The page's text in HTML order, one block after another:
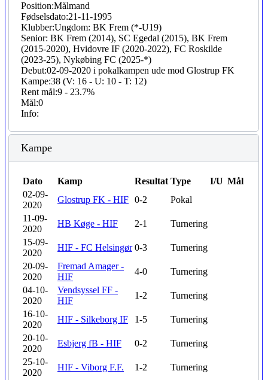
Position:Målmand
Fødselsdato:21-11-1995
Klubber:Ungdom: BK Frem (*-U19)
Senior: BK Frem (2014), SC Egedal (2015), BK Frem
(2015-2020), Hvidovre IF (2020-2022), FC Roskilde
(2023-25), Nykøbing FC (2025-*)
Debut:02-09-2020 i pokalkampen ude mod Glostrup FK
Kampe:38 (V: 16 - U: 10 - T: 12)
Rent mål:9 - 23.7%
Mål:0
Info:
Kampe
Dato Kamp Resultat Type I/U Mål
02-09-
2020
Glostrup FK - HIF 0-2
Pokal
11-09-
2020
HB Køge - HIF 2-1
Turnering
15-09-
2020
HIF - FC Helsingør 0-3
Turnering
20-09-
2020
Fremad Amager -
HIF
4-0
Turnering
04-10-
2020
Vendsyssel FF -
HIF
1-2
Turnering
16-10-
2020
HIF - Silkeborg IF 1-5
Turnering
20-10-
2020
Esbjerg fB - HIF 0-2
Turnering
25-10-
2020
HIF - Viborg F.F. 1-2
Turnering